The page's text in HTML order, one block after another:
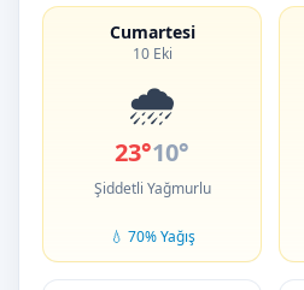
Cumartesi
10 Eki
🌧️
23°10°
Şiddetli Yağmurlu
💧 70% Yağış